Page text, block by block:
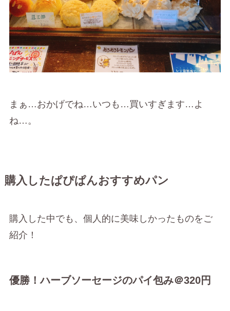
まぁ…おかげでね…いつも…買いすぎます…よ
ね…。
購入したぱぴぱんおすすめパン
購入した中でも、個人的に美味しかったものをご
紹介！
優勝！ハーブソーセージのパイ包み＠320円